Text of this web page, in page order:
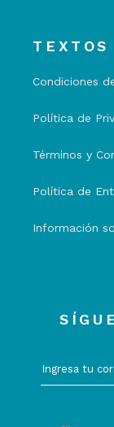
Condiciones
Política de
Términos y
Política de
Información